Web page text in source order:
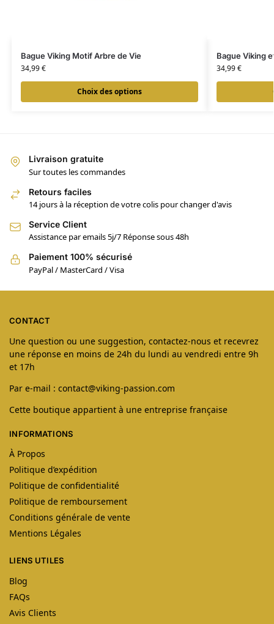
Bague Viking Motif Arbre de Vie
34,99€
Choix des options
Bague Viking
34,99€
Livraison gratuite
Sur toutes les commandes
Retours faciles
14 jours à la réception de votre colis pour changer d'avis
Service Client
Assistance par emails 5j/7 Réponse sous 48h
Paiement 100% sécurisé
PayPal / MasterCard / Visa
CONTACT
Une question ou une suggestion, contactez-nous et recevrez
une réponse en moins de 24h du lundi au vendredi entre 9h
et 17h
Par e-mail : contact@viking-passion.com
Cette boutique appartient à une entreprise française
INFORMATIONS
À Propos
Politique d’expédition
Politique de confidentialité
Politique de remboursement
Conditions générale de vente
Mentions Légales
LIENS UTILES
Blog
FAQs
Avis Clients